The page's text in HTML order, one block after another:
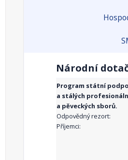
Národní
Program státní
a stálých
a pěveckých sborů.
Odpovědný rezort:
Příjemci: